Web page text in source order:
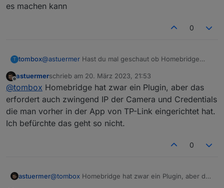
es machen kann
0
T tombox@astuermer Hast du mal geschaut ob Homebridge
wie man es machen kann
Offline
astuermerschrieb am 20. März 2023, 21:53
zuletzt editiert von
@tombox Homebridge hat zwar ein Plugin, aber das
erfordert auch zwingend IP der Camera und Credentials
die man vorher in der App von TP-Link eingerichtet hat.
Ich befürchte das geht so nicht.
0
astuermer@tombox Homebridge hat zwar ein Plugin, aber das